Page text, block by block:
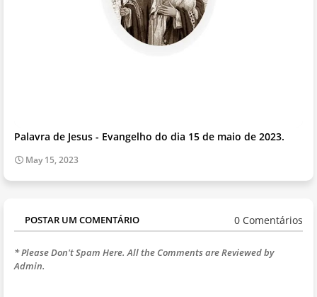
Palavra de Jesus - Evangelho do dia 15 de maio de 2023.
May 15, 2023
POSTAR UM COMENTÁRIO 0 Comentários
* Please Don't Spam Here. All the Comments are Reviewed by
Admin.